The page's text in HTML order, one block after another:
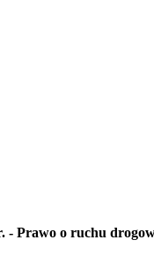
- Prawo o ruchu